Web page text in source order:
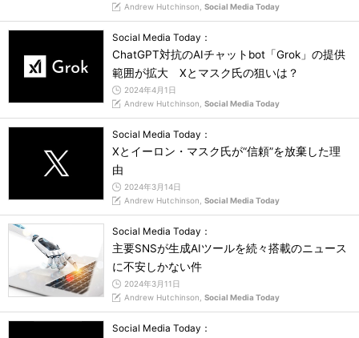
Andrew Hutchinson, Social Media Today
Social Media Today：
ChatGPT対抗のAIチャットbot「Grok」の提供
範囲が拡大 Xとマスク氏の狙いは？
2024年4月1日
Andrew Hutchinson, Social Media Today
Social Media Today：
Xとイーロン・マスク氏が“信頼”を放棄した理
由
2024年3月14日
Andrew Hutchinson, Social Media Today
Social Media Today：
主要SNSが生成AIツールを続々搭載のニュース
に不安しかない件
2024年3月11日
Andrew Hutchinson, Social Media Today
Social Media Today：